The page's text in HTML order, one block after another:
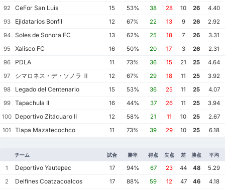
92
CeFor San Luis 15 53% 38 28 10 26
4.40
93
Ejidatarios Bonfil 12 67% 22 13 9 26
2.92
94
Soles de Sonora FC 13 62% 25 18 7 26
3.31
95
Xalisco FC 16 50% 20 17 3 26
2.31
96
PDLA 11 73% 36 15 21 25
4.64
97
シマロネス・デ・ソノラ Ⅱ 12 67% 29 18 11 25
3.92
98
Legado del Centenario 15 53% 36 25 11 25
4.07
99
Tapachula II 16 44% 37 26 11 25
3.94
100 Deportivo Zitácuaro II 12 58% 21 11 10 25
2.67
101
Tlapa Mazatecochco 11 73% 39 29 10 25 6.18
チーム 試合 勝率 得点 失点 差 勝点 平均
1 Deportivo Yautepec 17 94% 67 23 44 48
5.29
2
Delfines Coatzacoalcos 17 88% 59 12 47 46
4.18